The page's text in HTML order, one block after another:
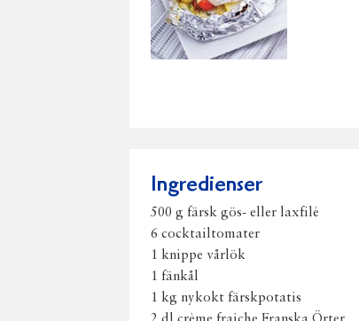
Ingredienser
500 g färsk gös- eller laxfilé
6 cocktailtomater
1 knippe vårlök
1 fänkål
1 kg nykokt färskpotatis